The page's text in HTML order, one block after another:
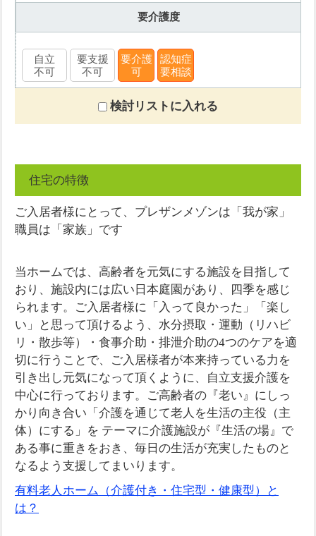
要介護度
自立
不可
要支援
不可
要介護
可
認知症
要相談
検討リストに入れる
住宅の特徴
ご入居者様にとって、プレザンメゾンは「我が家」
職員は「家族」です
当ホームでは、高齢者を元気にする施設を目指して
おり、施設内には広い日本庭園があり、四季を感じ
られます。ご入居者様に「入って良かった」「楽し
い」と思って頂けるよう、水分摂取・運動（リハビ
リ・散歩等）・食事介助・排泄介助の4つのケアを適
切に行うことで、ご入居様者が本来持っている力を
引き出し元気になって頂くように、自立支援介護を
中心に行っております。ご高齢者の『老い』にしっ
かり向き合い「介護を通じて老人を生活の主役（主
体）にする」を テーマに介護施設が『生活の場』で
ある事に重きをおき、毎日の生活が充実したものと
なるよう支援してまいります。
有料老人ホーム（介護付き・住宅型・健康型）と
は？